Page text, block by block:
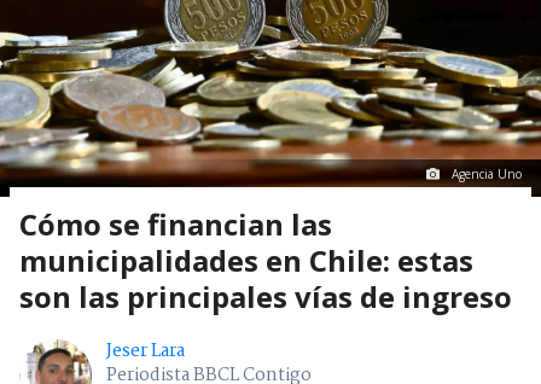
Agencia Uno
Cómo se financian las
municipalidades en Chile: estas
son las principales vías de ingreso
Jeser Lara
Periodista BBCL Contigo